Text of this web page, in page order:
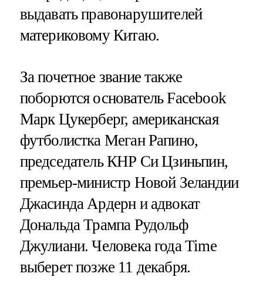
выдавать правонарушителей
материковому Китаю.
За почетное звание также
поборются основатель Facebook
Марк Цукерберг, американская
футболистка Меган Рапино,
председатель КНР Си Цзиньпин,
премьер-министр Новой Зеландии
Джасинда Ардерн и адвокат
Дональда Трампа Рудольф
Джулиани. Человека года Time
выберет позже 11 декабря.